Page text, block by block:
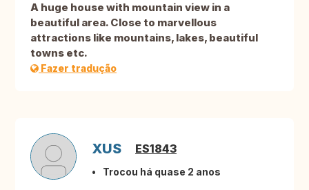
A huge house with mountain view in a
beautiful area. Close to marvellous
attractions like mountains, lakes, beautiful
towns etc.
Fazer tradução
XUS ES1843
Trocou há quase 2 anos